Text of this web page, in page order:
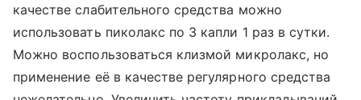
качестве слабительного средства можно
использовать пиколакс по 3 капли 1 раз в сутки.
Можно воспользоваться клизмой микролакс, но
применение её в качестве регулярного средства